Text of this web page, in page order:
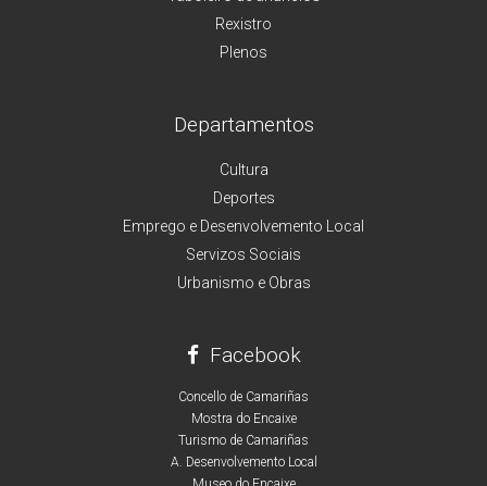
Rexistro
Plenos
Departamentos
Cultura
Deportes
Emprego e Desenvolvemento Local
Servizos Sociais
Urbanismo e Obras
Facebook
Concello de Camariñas
Mostra do Encaixe
Turismo de Camariñas
A. Desenvolvemento Local